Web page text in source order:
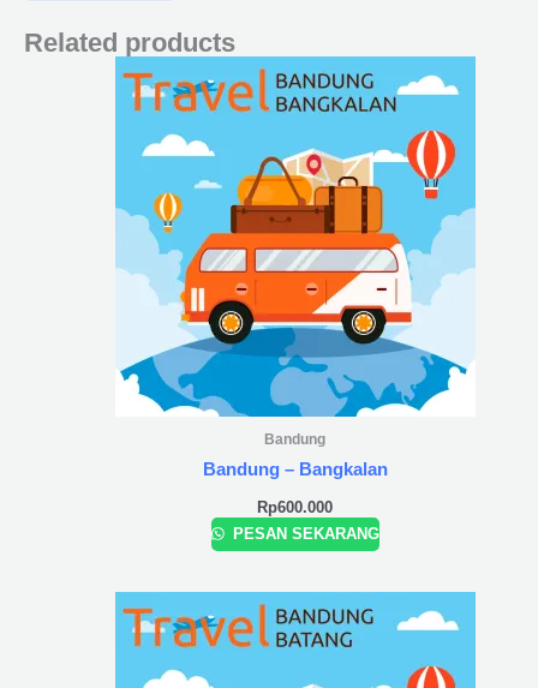
Related products
Bandung
Bandung – Bangkalan
Rp600.000
PESAN SEKARANG